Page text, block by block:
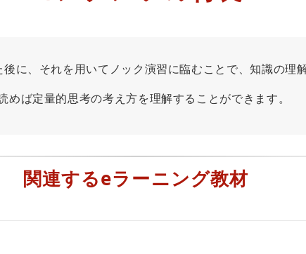
に、それを用いてノック演習に臨むことで、知識の理
ば定量的思考の考え方を理解することができます。
関連するeラーニング教材